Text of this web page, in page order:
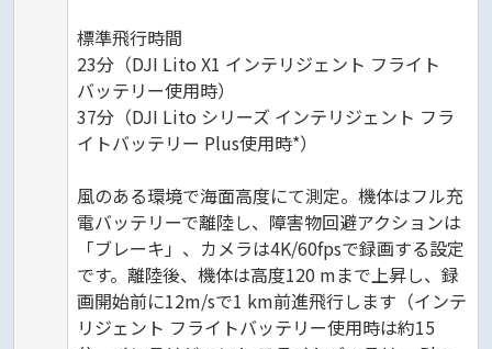
標準飛行時間
23分（DJI Lito X1 インテリジェント フライト
バッテリー使用時）
37分（DJI Lito シリーズ インテリジェント フラ
イトバッテリー Plus使用時*）
風のある環境で海面高度にて測定。機体はフル充
電バッテリーで離陸し、障害物回避アクションは
「ブレーキ」、カメラは4K/60fpsで録画する設定
です。離陸後、機体は高度120 mまで上昇し、録
画開始前に12m/sで1 km前進飛行します（インテ
リジェント フライトバッテリー使用時は約15